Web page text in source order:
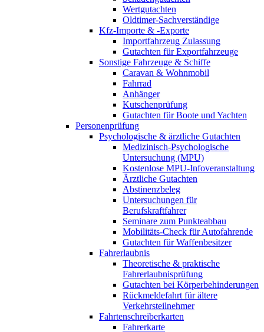
Wertgutachten
Oldtimer-Sachverständige
Kfz-Importe & -Exporte
Importfahrzeug Zulassung
Gutachten für Exportfahrzeuge
Sonstige Fahrzeuge & Schiffe
Caravan & Wohnmobil
Fahrrad
Anhänger
Kutschenprüfung
Gutachten für Boote und Yachten
Personenprüfung
Psychologische & ärztliche Gutachten
Medizinisch-Psychologische
Untersuchung (MPU)
Kostenlose MPU-Infoveranstaltung
Ärztliche Gutachten
Abstinenzbeleg
Untersuchungen für
Berufskraftfahrer
Seminare zum Punkteabbau
Mobilitäts-Check für Autofahrende
Gutachten für Waffenbesitzer
Fahrerlaubnis
Theoretische & praktische
Fahrerlaubnisprüfung
Gutachten bei Körperbehinderungen
Rückmeldefahrt für ältere
Verkehrsteilnehmer
Fahrtenschreiberkarten
Fahrerkarte